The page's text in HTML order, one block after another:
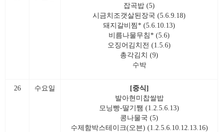
잡곡밥 (5)
시금치조갯살된장국 (5.6.9.18)
돼지갈비찜* (5.6.10.13)
비름나물무침* (5.6)
오징어김치전 (1.5.6)
총각김치 (9)
수박
26 수요일
[중식]
발아현미찹쌀밥
모닝빵-딸기쨈 (1.2.5.6.13)
콩나물국 (5)
수제함박스테이크(오븐) (1.2.5.6.10.12.13.16)